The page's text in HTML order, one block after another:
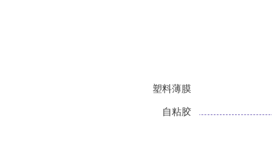
塑料薄膜
自粘胶